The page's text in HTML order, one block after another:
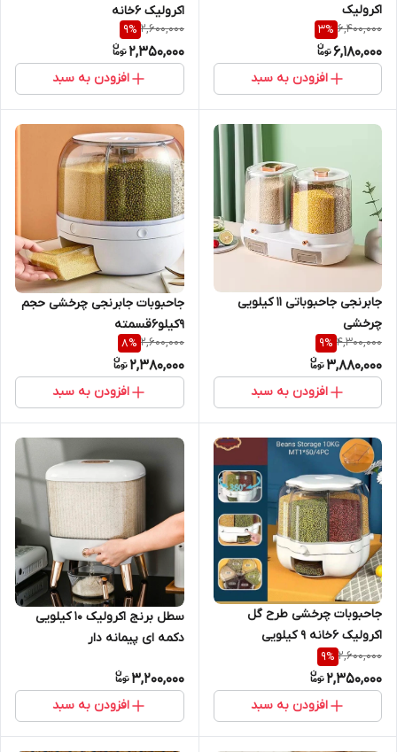
اکرولیک
6,400,000
3%
6,180,000
افزودن به سبد
اکرولیک ۶خانه
2,600,000
9%
2,350,000
افزودن به سبد
جابرنجی جاحبوباتی ۱۱ کیلویی
چرخشی
4,300,000
9%
3,880,000
افزودن به سبد
جاحبوبات جابرنجی چرخشی حجم
9کیلو6قسمته
2,600,000
8%
2,380,000
افزودن به سبد
جاحبوبات چرخشی طرح گل
اکرولیک ۶خانه ۹ کیلویی
2,600,000
9%
2,350,000
افزودن به سبد
سطل برنج اکرولیک ۱۰ کیلویی
دکمه ای پیمانه دار
3,200,000
افزودن به سبد